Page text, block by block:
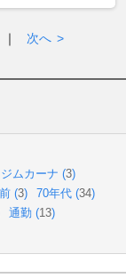
｜ 次へ >
ジムカーナ (3)
(3) 70年代 (34)
通勤 (13)